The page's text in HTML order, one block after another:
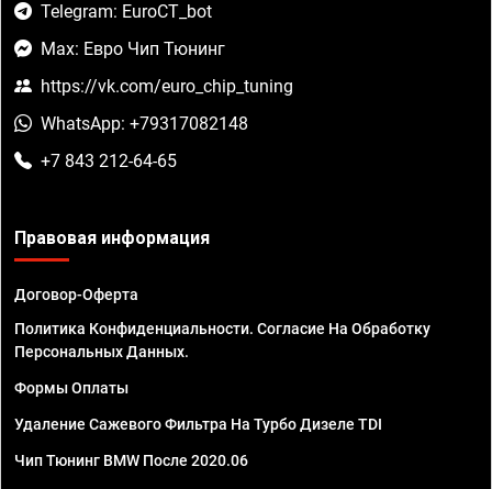
Telegram: EuroCT_bot
Max: Евро Чип Тюнинг
https://vk.com/euro_chip_tuning
WhatsApp: +79317082148
+7 843 212-64-65
Правовая информация
Договор-Оферта
Политика Конфиденциальности. Согласие На Обработку
Персональных Данных.
Формы Оплаты
Удаление Сажевого Фильтра На Турбо Дизеле TDI
Чип Тюнинг BMW После 2020.06